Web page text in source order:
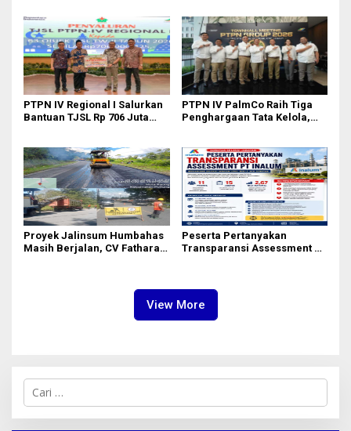
Ahmad
PTPN IV Regional I Salurkan
Bantuan TJSL Rp 706 Juta
PTPN IV PalmCo Raih Tiga
Penghargaan Tata Kelola,
Proyek Jalinsum Humbahas
Masih Berjalan, CV Fathara
Peserta Pertanyakan
Transparansi Assessment PT
View More
C
i